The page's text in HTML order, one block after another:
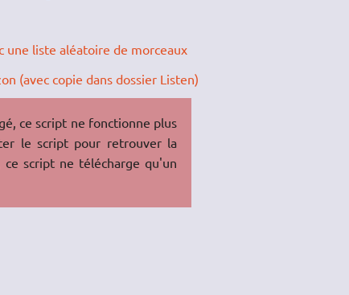
une liste aléatoire de morceaux
(avec copie dans dossier Listen)
ce script ne fonctionne plus
le script pour retrouver la
script ne télécharge qu'un